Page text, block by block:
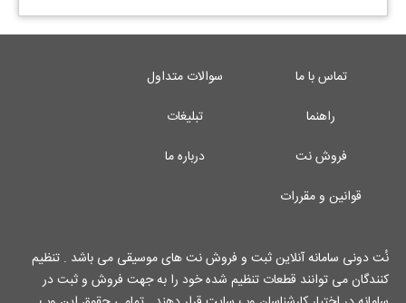
تماس با ما
سوالات متداول
راهنما
تبلیغات
فروش نت
درباره ما
قوانین و مقررات
نُت دونی سامانه آنلاین ثبت و فروش نت های موسیقی می باشد . تنظیم
کنندگان می توانند قطعات تنظیم شده خود را به جهت فروش و ثبت در